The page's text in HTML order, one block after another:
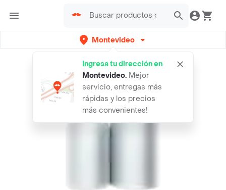
Montevideo
Ingresa tu dirección en
Montevideo. Mejor
servicio, entregas más
rápidas y los precios
más convenientes!